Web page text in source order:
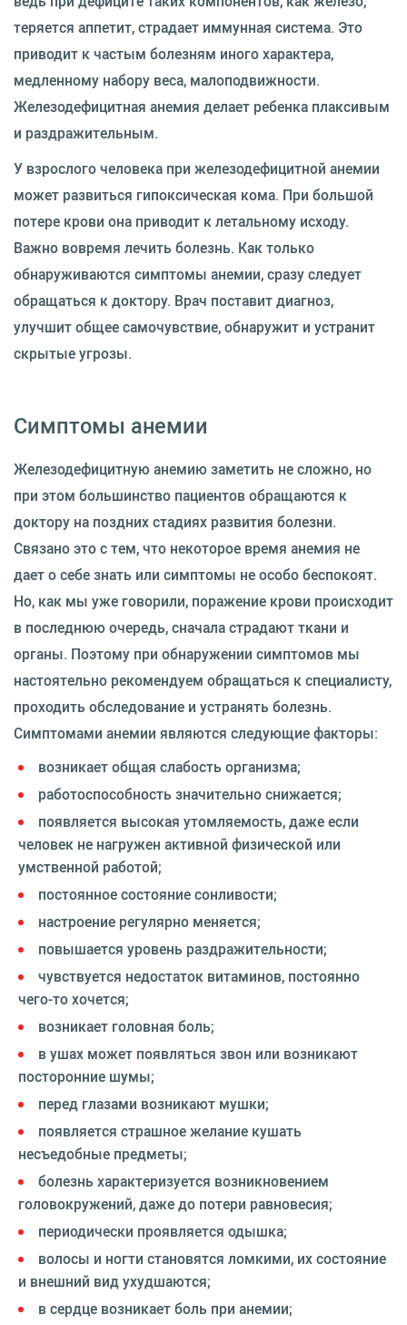
теряется аппетит, страдает иммунная система. Это
приводит к частым болезням иного характера,
медленному набору веса, малоподвижности.
Железодефицитная анемия делает ребенка плаксивым
и раздражительным.
У взрослого человека при железодефицитной анемии
может развиться гипоксическая кома. При большой
потере крови она приводит к летальному исходу.
Важно вовремя лечить болезнь. Как только
обнаруживаются симптомы анемии, сразу следует
обращаться к доктору. Врач поставит диагноз,
улучшит общее самочувствие, обнаружит и устранит
скрытые угрозы.
Симптомы анемии
Железодефицитную анемию заметить не сложно, но
при этом большинство пациентов обращаются к
доктору на поздних стадиях развития болезни.
Связано это с тем, что некоторое время анемия не
дает о себе знать или симптомы не особо беспокоят.
Но, как мы уже говорили, поражение крови происходит
в последнюю очередь, сначала страдают ткани и
органы. Поэтому при обнаружении симптомов мы
настоятельно рекомендуем обращаться к специалисту,
проходить обследование и устранять болезнь.
Симптомами анемии являются следующие факторы:
возникает общая слабость организма;
работоспособность значительно снижается;
появляется высокая утомляемость, даже если
человек не нагружен активной физической или
умственной работой;
постоянное состояние сонливости;
настроение регулярно меняется;
повышается уровень раздражительности;
чувствуется недостаток витаминов, постоянно
чего-то хочется;
возникает головная боль;
в ушах может появляться звон или возникают
посторонние шумы;
перед глазами возникают мушки;
появляется страшное желание кушать
несъедобные предметы;
болезнь характеризуется возникновением
головокружений, даже до потери равновесия;
периодически проявляется одышка;
волосы и ногти становятся ломкими, их состояние
и внешний вид ухудшаются;
в сердце возникает боль при анемии;